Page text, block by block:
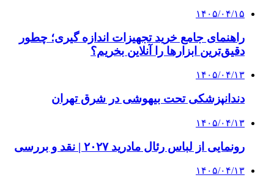
۱۴۰۵/۰۴/۱۵
راهنمای جامع خرید تجهیزات اندازه گیری؛ چطور
دقیق‌ترین ابزارها را آنلاین بخریم؟
۱۴۰۵/۰۴/۱۳
دندانپزشکی تحت بیهوشی در شرق تهران
۱۴۰۵/۰۴/۱۳
رونمایی از لباس رئال مادرید ۲۰۲۷ | نقد و بررسی
۱۴۰۵/۰۴/۱۳